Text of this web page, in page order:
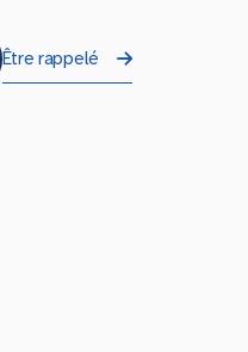
Être rappelé